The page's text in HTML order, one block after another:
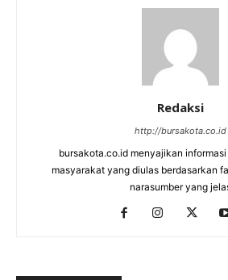
Redaksi
http://bursakota.co.id
bursakota.co.id menyajikan
masyarakat yang diulas berdasarkan
narasumber yang